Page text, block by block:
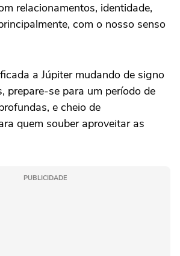
relacionamentos, identidade,
com o nosso senso
a Júpiter mudando de signo
prepare-se para um período de
e cheio de
quem souber aproveitar as
PUBLICIDADE